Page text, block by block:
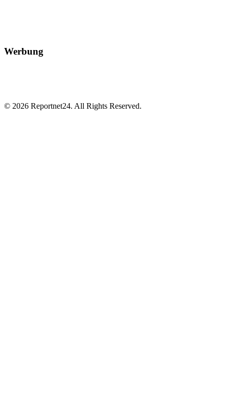
Werbung
© 2026 Reportnet24. All Rights Reserved.